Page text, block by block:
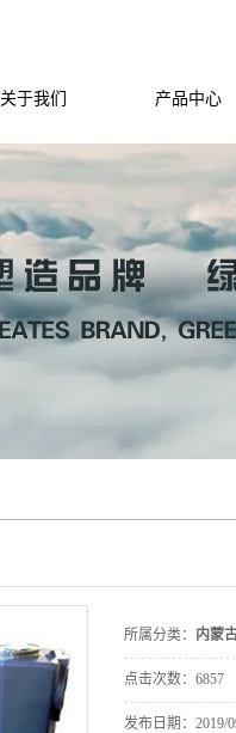
关于我们 产品中心
所属分类： 内蒙
点击次数： 6857
发布日期： 2019/